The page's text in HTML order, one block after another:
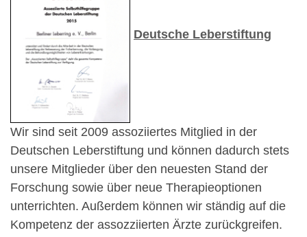
Deutsche Leberstiftung
Wir sind seit 2009 assoziiertes Mitglied in der
Deutschen Leberstiftung und können dadurch stets
unsere Mitglieder über den neuesten Stand der
Forschung sowie über neue Therapieoptionen
unterrichten. Außerdem können wir ständig auf die
Kompetenz der assozziierten Ärzte zurückgreifen.